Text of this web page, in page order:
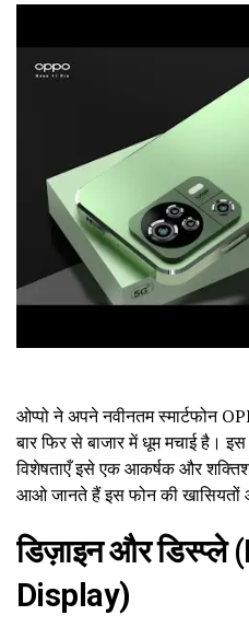
ओप्पो ने अपने नवीनतम स्मार्टफोन
बार फिर से बाजार में धूम मचाई है।
विशेषताएँ इसे एक आकर्षक और
आओ जानते हैं इस फोन की खासियतों
डिज़ाइन और डिस्प्ले
Display)